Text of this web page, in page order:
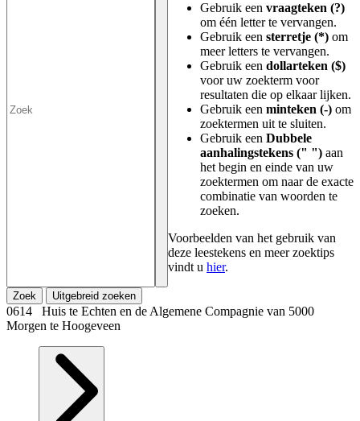
Gebruik een vraagteken (?)
om één letter te vervangen.
Gebruik een sterretje (*) om
meer letters te vervangen.
Gebruik een dollarteken ($)
voor uw zoekterm voor
resultaten die op elkaar lijken.
Gebruik een minteken (-) om
zoektermen uit te sluiten.
Gebruik een Dubbele
aanhalingstekens (" ") aan
het begin en einde van uw
zoektermen om naar de exacte
combinatie van woorden te
zoeken.
Voorbeelden van het gebruik van
deze leestekens en meer zoektips
vindt u hier.
Zoek Uitgebreid zoeken
0614 Huis te Echten en de Algemene Compagnie van 5000
Morgen te Hoogeveen